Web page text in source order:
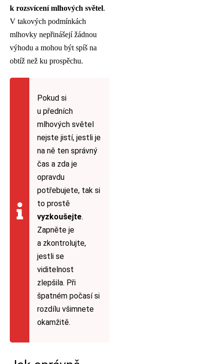
k rozsvícení mlhových světel.
V takových podmínkách
mlhovky nepřinášejí žádnou
výhodu a mohou být spíš na
obtíž než ku prospěchu.
Pokud si
u předních
mlhových světel
nejste jistí, jestli je
na ně ten správný
čas a zda je
opravdu
potřebujete, tak si
to prostě
vyzkoušejte.
Zapněte je
a zkontrolujte,
jestli se
viditelnost
zlepšila. Při
špatném počasí si
rozdílu všimnete
okamžitě.